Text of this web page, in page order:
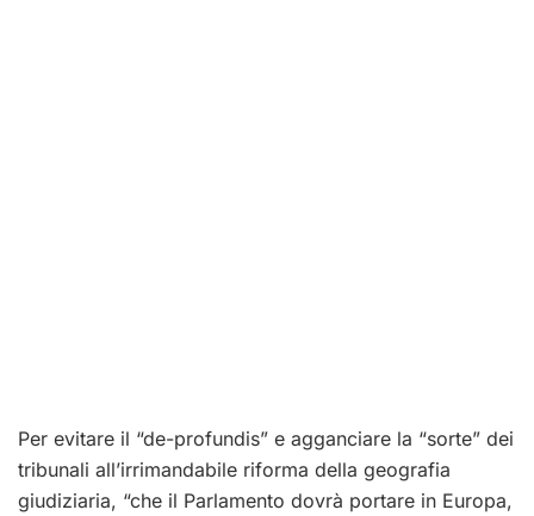
Per evitare il “de-profundis” e agganciare la “sorte” dei
tribunali all’irrimandabile riforma della geografia
giudiziaria, “che il Parlamento dovrà portare in Europa,